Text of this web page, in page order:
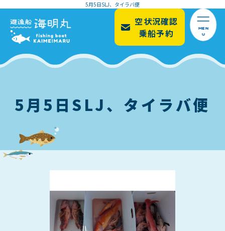
5月5日SLJ、タイラバ便
MEN
U
空状況確認
乗船予約
5月5日SLJ、タイラバ便